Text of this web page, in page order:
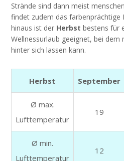
Strände sind dann meist
findet zudem das
hinaus ist der Herbst bestens für
Wellnessurlaub geeignet, bei
hinter sich lassen kann.
Herbst September
Ø max.
Lufttemperatur
19
Ø min.
Lufttemperatur
12